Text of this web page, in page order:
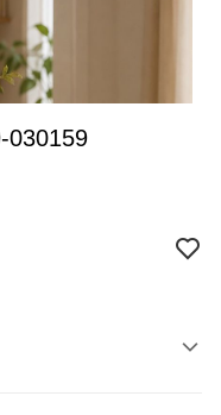
030159